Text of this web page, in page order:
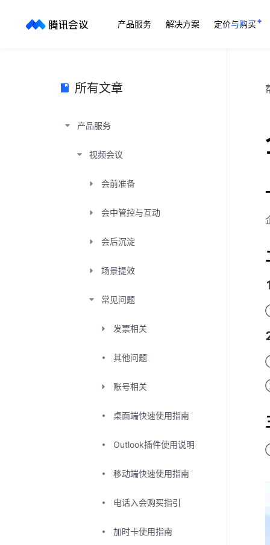
产品服务 解决方案 定价与购买
所有文章
产品服务
视频会议
会前准备
会中管控与互动
会后沉淀
场景提效
常见问题
发票相关
其他问题
账号相关
桌面端快速使用指南
Outlook插件使用说明
移动端快速使用指南
电话入会购买指引
加时卡使用指南